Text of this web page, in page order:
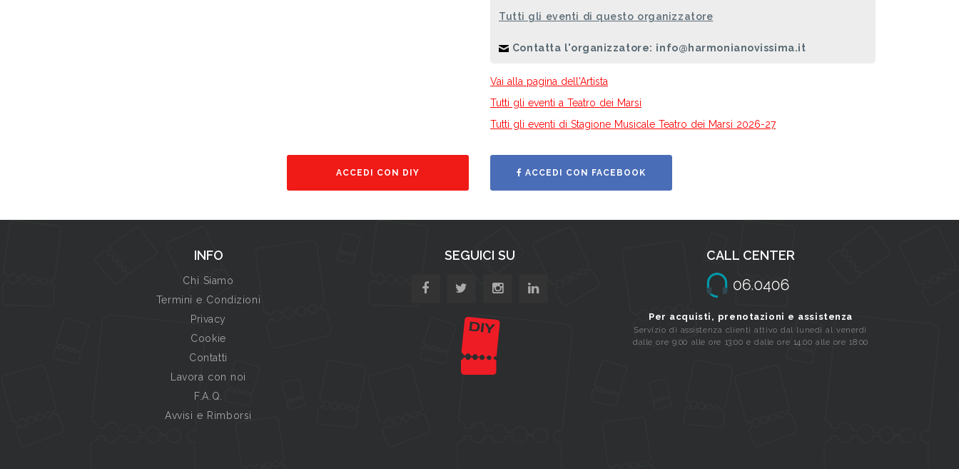
Tutti gli eventi di questo organizzatore
Contatta l'organizzatore: info@harmonianovissima.it
Vai alla pagina dell'Artista
Tutti gli eventi a Teatro dei Marsi
Tutti gli eventi di Stagione Musicale Teatro dei Marsi 2026-27
ACCEDI CON DIY ACCEDI CON FACEBOOK
INFO
Chi Siamo
Termini e Condizioni
Privacy
Cookie
Contatti
Lavora con noi
F.A.Q.
Avvisi e Rimborsi
SEGUICI SU CALL CENTER
Per acquisti, prenotazioni e assistenza
Servizio di assistenza clienti attivo dal lunedi al venerdi
dalle ore 9:00 alle ore 13:00 e dalle ore 14:00 alle ore 18:00